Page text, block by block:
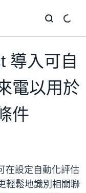
導入可自
電以用於
件
在設定自動化評估
輕鬆地識別相關聯